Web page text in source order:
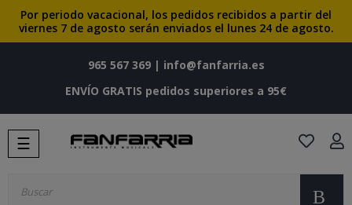
Por periodo vacacional, los pedidos recibidos a partir del
viernes 7 de agosto serán enviados el lunes 24 de agosto.
965 567 369| info@fanfarria.es
ENVÍO GRATIS pedidos superiores a 95€
Navegación
de
☰